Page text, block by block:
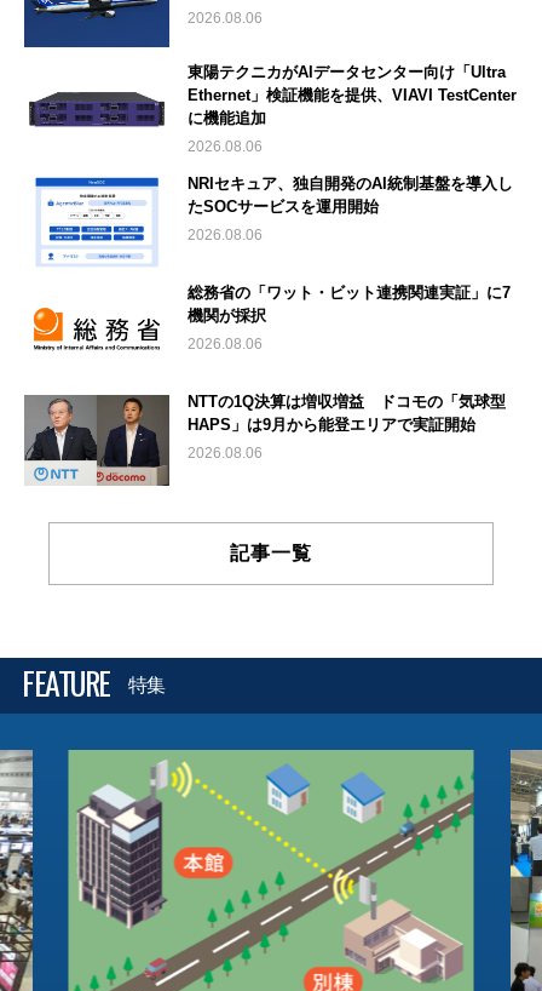
2026.08.06
東陽テクニカがAIデータセンター向け「Ultra
Ethernet」検証機能を提供、VIAVI TestCenter
に機能追加
2026.08.06
NRIセキュア、独自開発のAI統制基盤を導入し
たSOCサービスを運用開始
2026.08.06
総務省の「ワット・ビット連携関連実証」に7
機関が採択
2026.08.06
NTTの1Q決算は増収増益 ドコモの「気球型
HAPS」は9月から能登エリアで実証開始
2026.08.06
記事一覧
FEATURE 特集